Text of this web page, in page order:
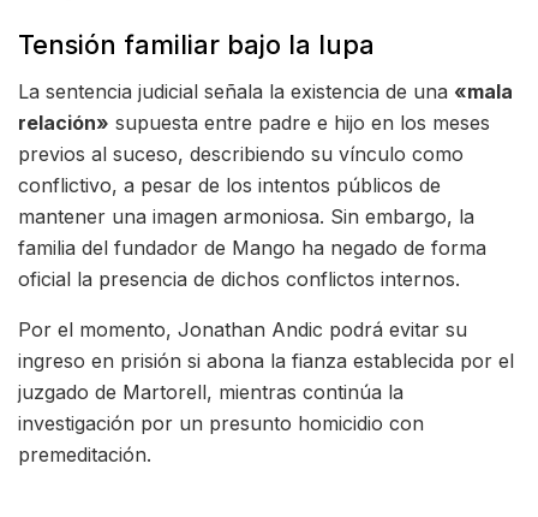
Tensión familiar bajo la lupa
La sentencia judicial señala la existencia de una «mala
relación» supuesta entre padre e hijo en los meses
previos al suceso, describiendo su vínculo como
conflictivo, a pesar de los intentos públicos de
mantener una imagen armoniosa. Sin embargo, la
familia del fundador de Mango ha negado de forma
oficial la presencia de dichos conflictos internos.
Por el momento, Jonathan Andic podrá evitar su
ingreso en prisión si abona la fianza establecida por el
juzgado de Martorell, mientras continúa la
investigación por un presunto homicidio con
premeditación.